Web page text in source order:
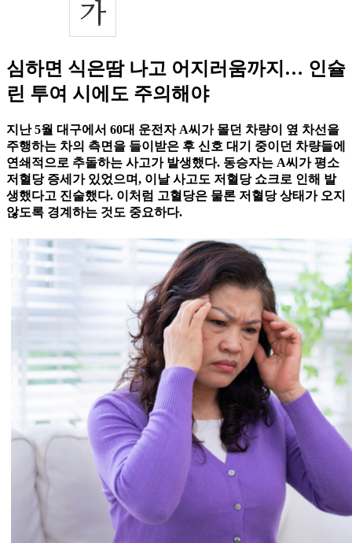
심하면 식은땀 나고 어지러움까지… 인슐
린 투여 시에도 주의해야
지난 5월 대구에서 60대 운전자 A씨가 몰던 차량이 옆 차선을
주행하는 차의 측면을 들이받은 후 신호 대기 중이던 차량들에
연쇄적으로 추돌하는 사고가 발생했다. 동승자는 A씨가 평소
저혈당 증세가 있었으며, 이날 사고도 저혈당 쇼크로 인해 발
생했다고 진술했다. 이처럼 고혈당은 물론 저혈당 상태가 오지
않도록 경계하는 것도 중요하다.